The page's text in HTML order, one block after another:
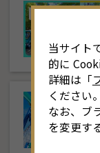
当サイト
的に
詳細は「
ください。
なお、ブ
を変更す